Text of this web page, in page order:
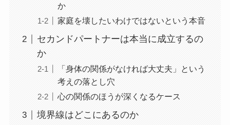
か
家庭を壊したいわけではないという本音
セカンドパートナーは本当に成立するの
か
「身体の関係がなければ大丈夫」という
考えの落とし穴
心の関係のほうが深くなるケース
境界線はどこにあるのか